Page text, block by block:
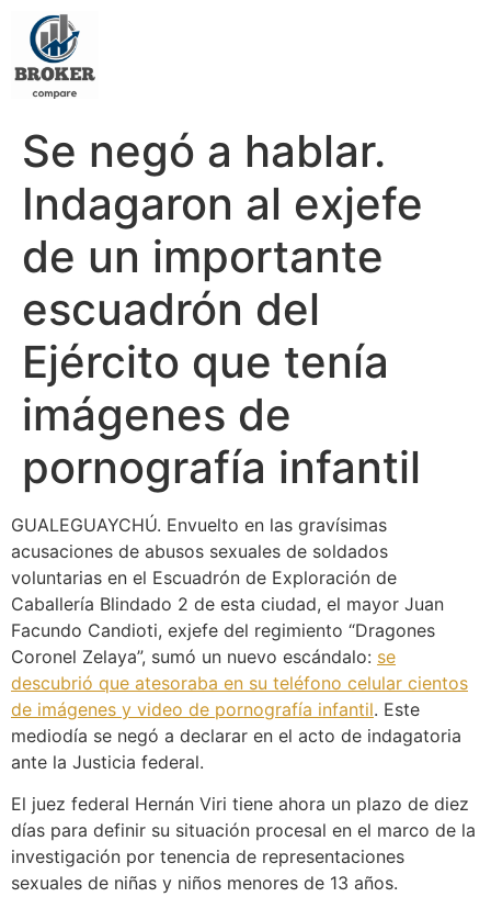
Se negó a hablar.
Indagaron al exjefe
de un importante
escuadrón del
Ejército que tenía
imágenes de
pornografía infantil
GUALEGUAYCHÚ. Envuelto en las gravísimas
acusaciones de abusos sexuales de soldados
voluntarias en el Escuadrón de Exploración de
Caballería Blindado 2 de esta ciudad, el mayor Juan
Facundo Candioti, exjefe del regimiento “Dragones
Coronel Zelaya”, sumó un nuevo escándalo: se
descubrió que atesoraba en su teléfono celular cientos
de imágenes y video de pornografía infantil. Este
mediodía se negó a declarar en el acto de indagatoria
ante la Justicia federal.
El juez federal Hernán Viri tiene ahora un plazo de diez
días para definir su situación procesal en el marco de la
investigación por tenencia de representaciones
sexuales de niñas y niños menores de 13 años.